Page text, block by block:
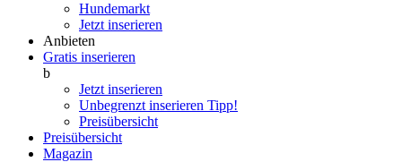
Hundemarkt
Jetzt inserieren
Anbieten
Gratis inserieren
b
Jetzt inserieren
Unbegrenzt inserieren Tipp!
Preisübersicht
Preisübersicht
Magazin